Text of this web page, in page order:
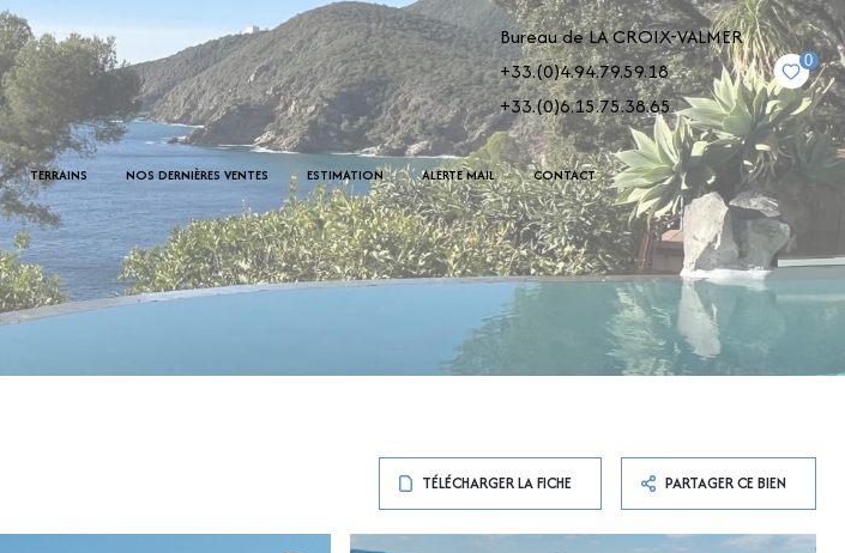
Bureau de LA CROIX-VALMER
+33.(0)4.94.79.59.18
+33.(0)6.15.75.38.65
0
TERRAINS NOS DERNIÈRES VENTES ESTIMATION ALERTE MAIL CONTACT
TÉLÉCHARGER LA FICHE PARTAGER CE BIEN